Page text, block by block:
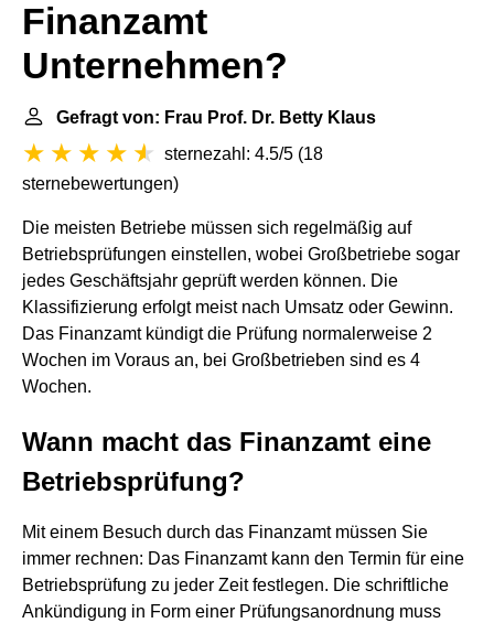
Finanzamt
Unternehmen?
Gefragt von: Frau Prof. Dr. Betty Klaus
sternezahl: 4.5/5 (18
sternebewertungen)
Die meisten Betriebe müssen sich regelmäßig auf
Betriebsprüfungen einstellen, wobei Großbetriebe sogar
jedes Geschäftsjahr geprüft werden können. Die
Klassifizierung erfolgt meist nach Umsatz oder Gewinn.
Das Finanzamt kündigt die Prüfung normalerweise 2
Wochen im Voraus an, bei Großbetrieben sind es 4
Wochen.
Wann macht das Finanzamt eine
Betriebsprüfung?
Mit einem Besuch durch das Finanzamt müssen Sie
immer rechnen: Das Finanzamt kann den Termin für eine
Betriebsprüfung zu jeder Zeit festlegen. Die schriftliche
Ankündigung in Form einer Prüfungsanordnung muss